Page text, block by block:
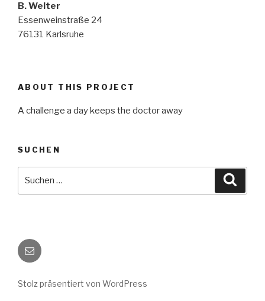
B. Welter
Essenweinstraße 24
76131 Karlsruhe
ABOUT THIS PROJECT
A challenge a day keeps the doctor away
SUCHEN
E-
Mail
Stolz präsentiert von WordPress